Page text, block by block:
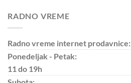
RADNO VREME
Radno vreme internet prodavnice:
Ponedeljak - Petak:
11 do 19h